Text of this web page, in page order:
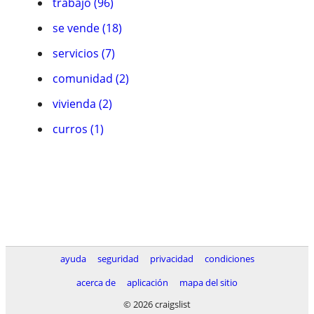
se vende (18)
servicios (7)
comunidad (2)
vivienda (2)
curros (1)
ayuda seguridad privacidad
condiciones
acerca de
aplicación
mapa del sitio
© 2026 craigslist